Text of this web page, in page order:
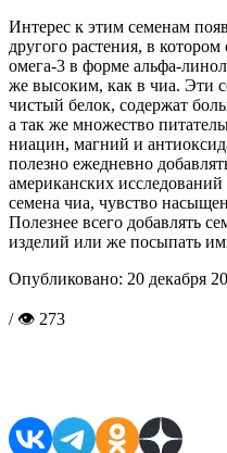
Интерес к этим семенам
другого растения, в
омега-3 в форме альфа-
же высоким, как в чиа. Эти
чистый белок, содержат
а так же множество
ниацин, магний и
полезно ежедневно
американских исследований
семена чиа, чувство
Полезнее всего добавлять
изделий или же посыпать
Опубликовано: 20 декабря
/ 👁 273